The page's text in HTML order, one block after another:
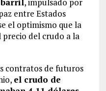
entre Estados
el optimismo que la
precio del crudo a la
contratos de futuros
el crudo de